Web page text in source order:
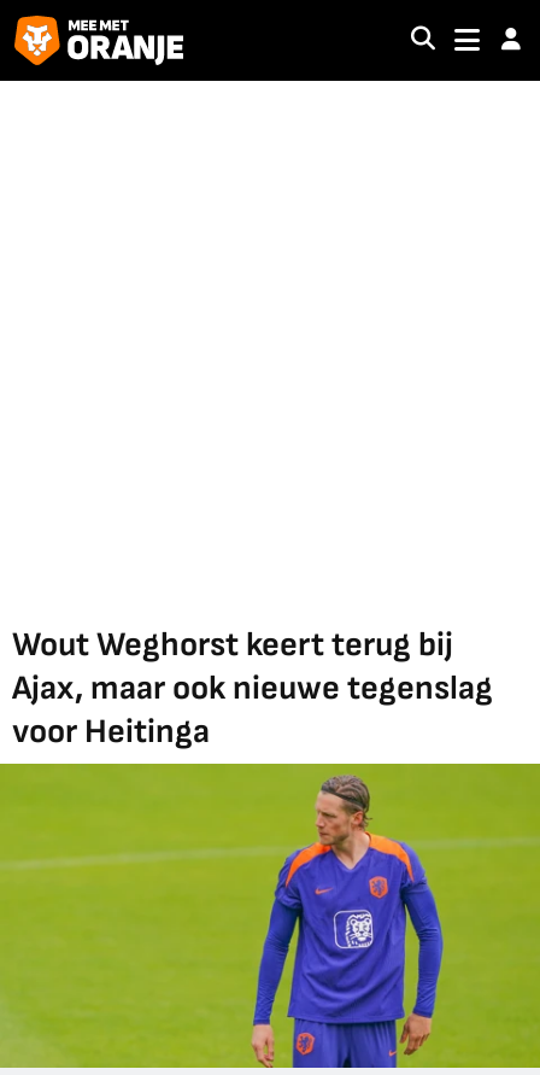
Wout Weghorst keert terug bij
Ajax, maar ook nieuwe tegenslag
voor Heitinga